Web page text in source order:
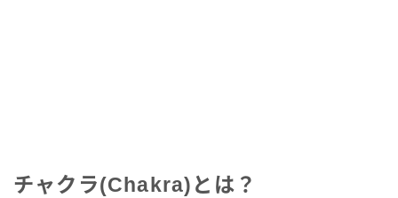
チャクラ(Chakra)とは？